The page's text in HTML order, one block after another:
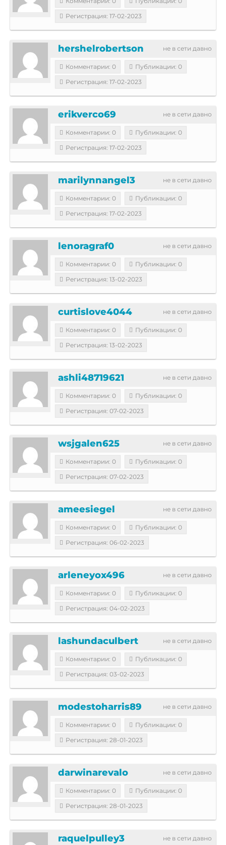
Регистрация: 17-02-2023
не в сети давно
hershelrobertson
Комментарии: 0
Публикации: 0
Регистрация: 17-02-2023
не в сети давно
erikverco69
Комментарии: 0
Публикации: 0
Регистрация: 17-02-2023
не в сети давно
marilynnangel3
Комментарии: 0
Публикации: 0
Регистрация: 17-02-2023
не в сети давно
lenoragraf0
Комментарии: 0
Публикации: 0
Регистрация: 13-02-2023
не в сети давно
curtislove4044
Комментарии: 0
Публикации: 0
Регистрация: 13-02-2023
не в сети давно
ashli48719621
Комментарии: 0
Публикации: 0
Регистрация: 07-02-2023
не в сети давно
wsjgalen625
Комментарии: 0
Публикации: 0
Регистрация: 07-02-2023
не в сети давно
ameesiegel
Комментарии: 0
Публикации: 0
Регистрация: 06-02-2023
не в сети давно
arleneyox496
Комментарии: 0
Публикации: 0
Регистрация: 04-02-2023
не в сети давно
lashundaculbert
Комментарии: 0
Публикации: 0
Регистрация: 03-02-2023
не в сети давно
modestoharris89
Комментарии: 0
Публикации: 0
Регистрация: 28-01-2023
не в сети давно
darwinarevalo
Комментарии: 0
Публикации: 0
Регистрация: 28-01-2023
не в сети давно
raquelpulley3